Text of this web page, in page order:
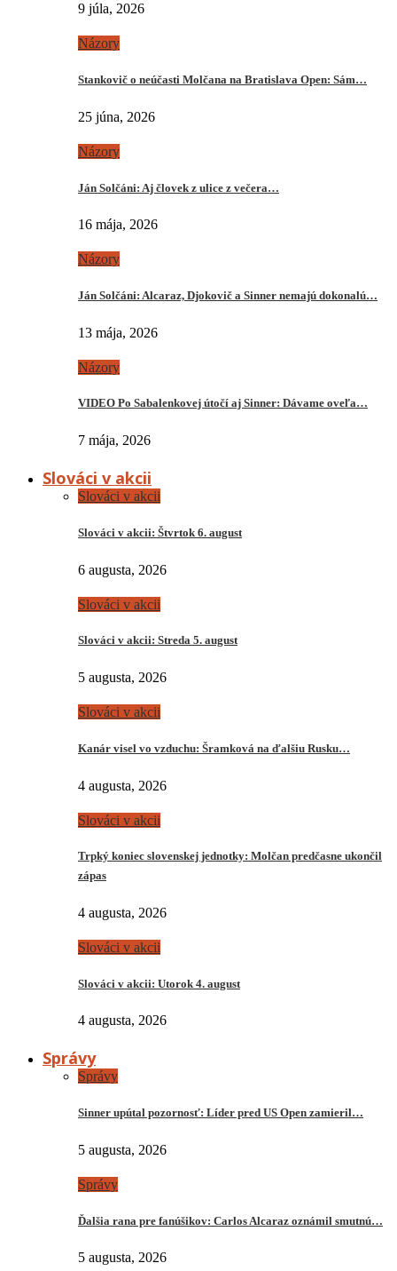
9 júla, 2026
Názory
Stankovič o neúčasti Molčana na Bratislava Open: Sám…
25 júna, 2026
Názory
Ján Solčáni: Aj človek z ulice z večera…
16 mája, 2026
Názory
Ján Solčáni: Alcaraz, Djokovič a Sinner nemajú dokonalú…
13 mája, 2026
Názory
VIDEO Po Sabalenkovej útočí aj Sinner: Dávame oveľa…
7 mája, 2026
Slováci v akcii
Slováci v akcii
Slováci v akcii: Štvrtok 6. august
6 augusta, 2026
Slováci v akcii
Slováci v akcii: Streda 5. august
5 augusta, 2026
Slováci v akcii
Kanár visel vo vzduchu: Šramková na ďalšiu Rusku…
4 augusta, 2026
Slováci v akcii
Trpký koniec slovenskej jednotky: Molčan predčasne ukončil
zápas
4 augusta, 2026
Slováci v akcii
Slováci v akcii: Utorok 4. august
4 augusta, 2026
Správy
Správy
Sinner upútal pozornosť: Líder pred US Open zamieril…
5 augusta, 2026
Správy
Ďalšia rana pre fanúšikov: Carlos Alcaraz oznámil smutnú…
5 augusta, 2026